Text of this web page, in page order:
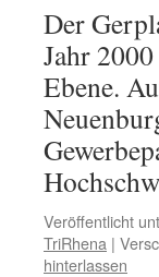
Der
Jahr
Ebene.
Veröffentlicht
TriRhena |
hinterlassen